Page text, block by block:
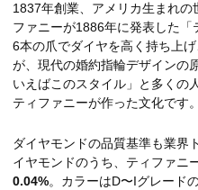
1837年創業、アメリカ生まれの
ファニーが1886年に発表した
6本の爪でダイヤを高く持ち上
が、現代の婚約指輪デザインの
いえばこのスタイル」と多くの
ティファニーが作った文化です。
ダイヤモンドの品質基準も業界
イヤモンドのうち、ティファニ
0.04%。カラーはD〜Iグレード